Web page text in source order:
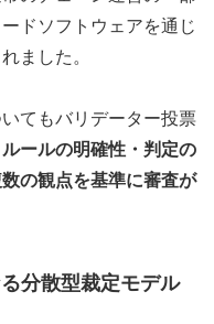
ドソフトウェアを通じ
ました。
てもバリデーター投票
ルールの明確性・判定の
の観点を基準に審査が
分散型裁定モデル